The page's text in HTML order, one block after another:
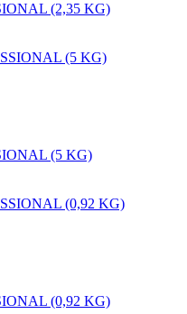
(2,35 KG)
(5 KG)
(0,92 KG)